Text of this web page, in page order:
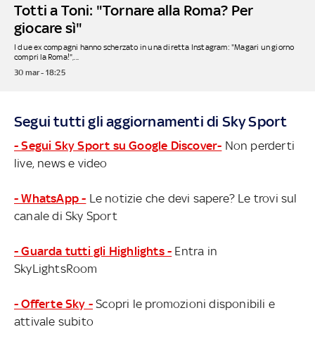
Totti a Toni: "Tornare alla Roma? Per
giocare sì"
I due ex compagni hanno scherzato in una diretta Instagram: "Magari un giorno
compri la Roma!",...
30 mar - 18:25
Segui tutti gli aggiornamenti di Sky Sport
- Segui Sky Sport su Google Discover- Non perderti
live, news e video
- WhatsApp - Le notizie che devi sapere? Le trovi sul
canale di Sky Sport
- Guarda tutti gli Highlights - Entra in
SkyLightsRoom
- Offerte Sky - Scopri le promozioni disponibili e
attivale subito